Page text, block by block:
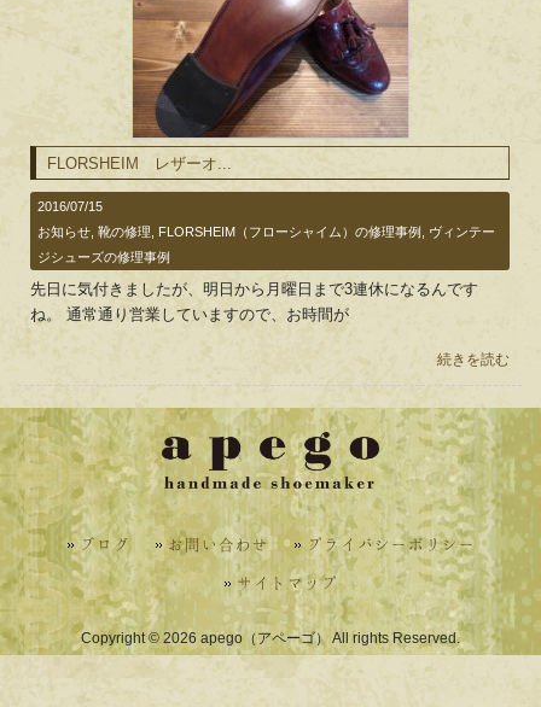
FLORSHEIM レザーオ...
2016/07/15
お知らせ ,靴の修理 FLORSHEIM（フローシャイム）の修理事例
ヴィンテー
ジシューズの修理事例
先日に気付きましたが、明日から月曜日まで3連休になるんです
ね。 通常通り営業していますので、お時間が
続きを読む
ブログ お問い合わせ
プライバシーポリシー
サイトマップ
Copyright © 2026 apego（アペーゴ） All rights Reserved.